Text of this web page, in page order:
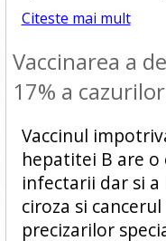
Citeste mai mult
Vaccinarea a
17% a
Vaccinul
hepatitei B are
infectarii dar si
ciroza si
precizarilor